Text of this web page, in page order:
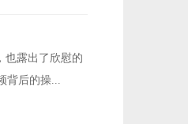
也露出了欣慰的
背后的操...